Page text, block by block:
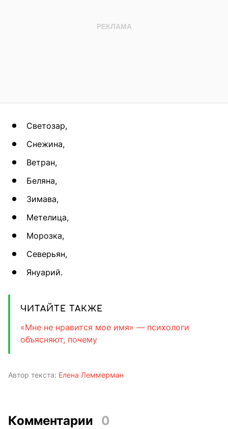
Светозар,
Снежина,
Ветран,
Беляна,
Зимава,
Метелица,
Морозка,
Северьян,
Януарий.
ЧИТАЙТЕ ТАКЖЕ
«Мне не нравится мое имя» — психологи
объясняют, почему
Автор текста: Елена Леммерман
Комментарии 0